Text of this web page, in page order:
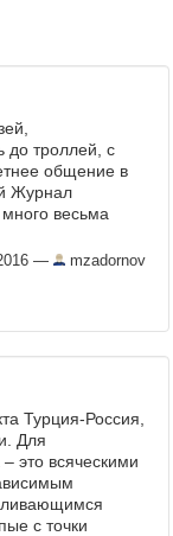
до троллей, с
общение в
Журнал
весьма
— mzadornov
Турция-Россия,
Для
это всяческими
с точки